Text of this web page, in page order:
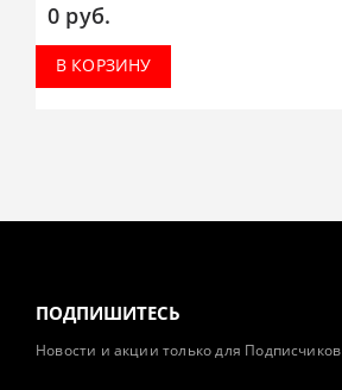
0 руб.
В КОРЗИНУ
ПОДПИШИТЕСЬ
Новости и акции только для Подписчиков